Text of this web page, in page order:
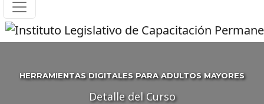
HERRAMIENTAS DIGITALES PARA ADULTOS MAYORES
Detalle del Curso